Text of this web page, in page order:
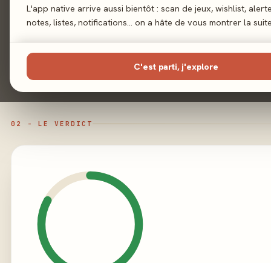
L'app native arrive aussi bientôt : scan de jeux, wishlist,
notes, listes, notifications… on a hâte de vous montrer la
C'est parti, j'explore
Auteur
02 - LE VERDICT